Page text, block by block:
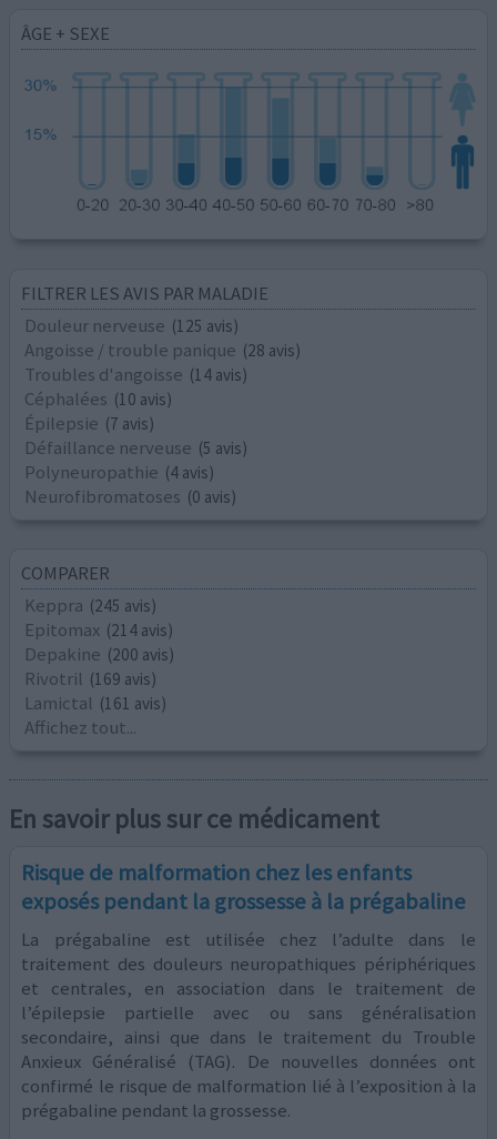
ÂGE + SEXE
FILTRER LES AVIS PAR MALADIE
Douleur nerveuse (125 avis)
Angoisse / trouble panique (28 avis)
Troubles d'angoisse (14 avis)
Céphalées (10 avis)
Épilepsie (7 avis)
Défaillance nerveuse (5 avis)
Polyneuropathie (4 avis)
Neurofibromatoses (0 avis)
COMPARER
Keppra (245 avis)
Epitomax (214 avis)
Depakine (200 avis)
Rivotril (169 avis)
Lamictal (161 avis)
Affichez tout...
En savoir plus sur ce médicament
Risque de malformation chez les enfants
exposés pendant la grossesse à la prégabaline
La prégabaline est utilisée chez l’adulte dans le
traitement des douleurs neuropathiques périphériques
et centrales, en association dans le traitement de
l’épilepsie partielle avec ou sans généralisation
secondaire, ainsi que dans le traitement du Trouble
Anxieux Généralisé (TAG). De nouvelles données ont
confirmé le risque de malformation lié à l’exposition à la
prégabaline pendant la grossesse.